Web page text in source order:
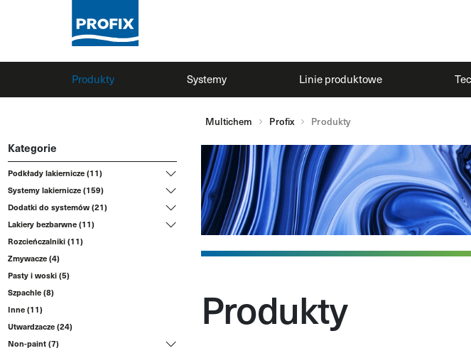
Produkty Systemy Linie produktowe
Kategorie
Podkłady lakiernicze (11)
Systemy lakiernicze (159)
Dodatki do systemów (21)
Lakiery bezbarwne (11)
Rozcieńczalniki (11)
Zmywacze (4)
Pasty i woski (5)
Szpachle (8)
Inne (11)
Utwardzacze (24)
Non-paint (7)
Multichem Profix Produkty
Produkty